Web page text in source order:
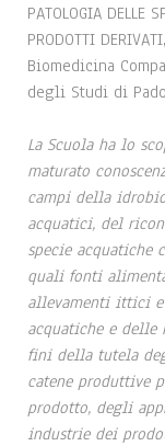
PATOLOGIA DELLE
PRODOTTI
Biomedicina
degli Studi di
La Scuola ha lo
maturato
campi della
acquatici, del
specie acquatiche
quali fonti
allevamenti ittici e
acquatiche e
fini della tutela
catene produttive
prodotto, degli
industrie dei